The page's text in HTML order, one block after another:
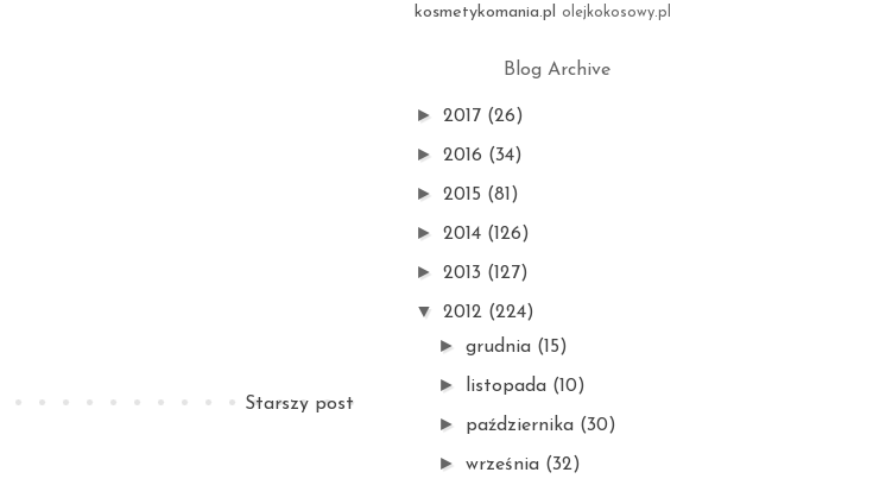
Starszy post
kosmetykomania.pl olejkokosowy.pl
Blog Archive
► 2017 (26)
► 2016 (34)
► 2015 (81)
► 2014 (126)
► 2013 (127)
▼ 2012 (224)
►grudnia (15)
► listopada (10)
► października (30)
►września (32)